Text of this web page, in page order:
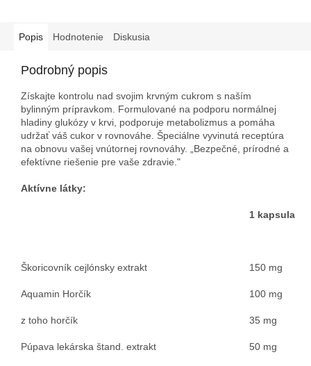
Popis Hodnotenie Diskusia
Podrobný popis
Získajte kontrolu nad svojim krvným cukrom s naším
bylinným prípravkom. Formulované na podporu normálnej
hladiny glukózy v krvi, podporuje metabolizmus a pomáha
udržať váš cukor v rovnováhe. Špeciálne vyvinutá receptúra ​​
na obnovu vašej vnútornej rovnováhy. „Bezpečné, prírodné a
efektívne riešenie pre vaše zdravie."
Aktívne látky:
1 kapsula
Škoricovník cejlónsky extrakt 150 mg
Aquamin Horčík
z toho horčík
100 mg
35 mg
Púpava lekárska štand. extrakt 50 mg